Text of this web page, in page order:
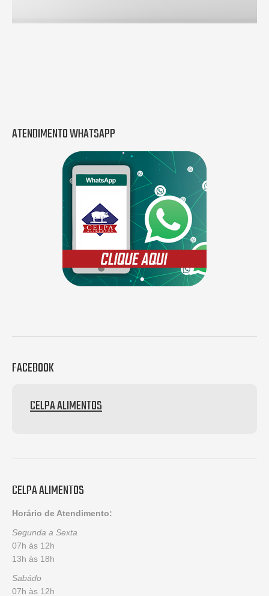
ATENDIMENTO WHATSAPP
FACEBOOK
CELPA ALIMENTOS
CELPA ALIMENTOS
Horário de Atendimento:
Segunda a Sexta
07h às 12h
13h às 18h
Sabádo
07h às 12h